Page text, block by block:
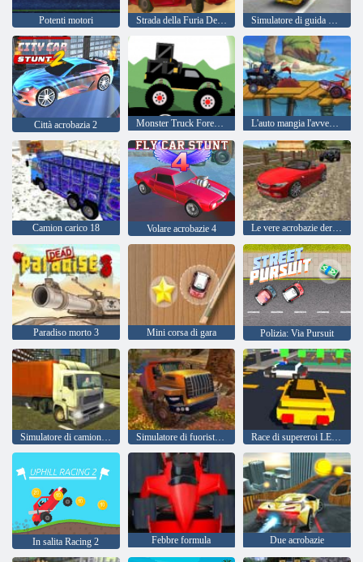
Potenti motori Strada della Furia Desert Strike Simulatore di guida di trasporto
Città acrobazia 2 Monster Truck Forest-consegna L'auto mangia l'avventura del mare
Camion carico 18 Volare acrobazie 4 Le vere acrobazie derivano l'auto che guida 3d
Paradiso morto 3 Mini corsa di gara Polizia: Via Pursuit
Simulatore di fuoristrada Hill Climb
In salita Racing 2 Febbre formula Due acrobazie